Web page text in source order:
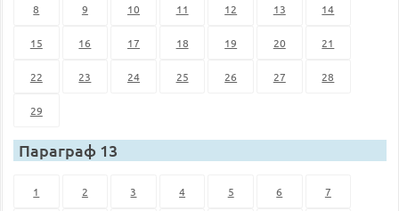
8 9 10 11 12 13 14
15 16 17 18 19 20 21
22 23 24 25 26 27 28
29
Параграф 13
1 2 3 4 5 6 7